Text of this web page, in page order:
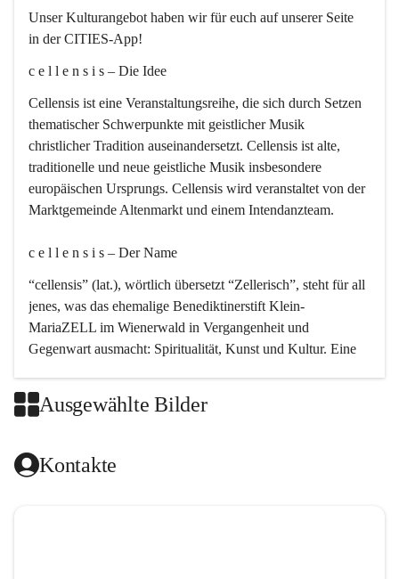
Unser Kulturangebot haben wir für euch auf unserer Seite
in der CITIES-App!
c e l l e n s i s – Die Idee
Cellensis ist eine Veranstaltungsreihe, die sich durch Setzen
thematischer Schwerpunkte mit geistlicher Musik
christlicher Tradition auseinandersetzt. Cellensis ist alte,
traditionelle und neue geistliche Musik insbesondere
europäischen Ursprungs. Cellensis wird veranstaltet von der
Marktgemeinde Altenmarkt und einem Intendanzteam.
c e l l e n s i s – Der Name
“cellensis” (lat.), wörtlich übersetzt “Zellerisch”, steht für all
jenes, was das ehemalige Benediktinerstift Klein-
MariaZELL im Wienerwald in Vergangenheit und
Gegenwart ausmacht: Spiritualität, Kunst und Kultur. Eine
Kirchenmusik, dem kunstvollen Lob Gottes.
Das kirchenmusikalische Festival Cellensis wird seit dem
Ausgewählte Bilder
Kontakte